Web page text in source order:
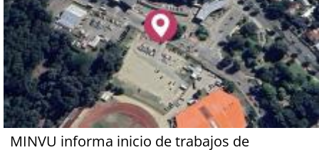
MINVU informa inicio de trabajos de